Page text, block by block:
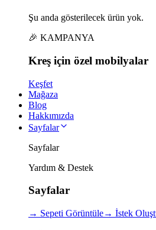
Şu anda gösterilecek ürün yok.
🎉 KAMPANYA
Kreş için özel mobilyalar
Keşfet
Mağaza
Blog
Hakkımızda
Sayfalar
Sayfalar
Yardım & Destek
Sayfalar
→ Sepeti Görüntüle→ İstek